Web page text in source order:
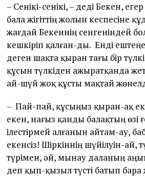
– Сенікі-сенікі, – деді Бекен,
бала жігіттің жолын кеспесіне
жағдай Бекеннің сенгеніндей
кешкіріп қалған-ды. Енді ештеңе
деген шақта қыран тағы бір
құсын түлкіден ажыратқанда
ай-шүй жоқ құсты мақтай
– Пай-пай, құсыңыз қыран-ақ
екен, нағыз қанды балақтың өзі
ілестірмей алғанын айтам-ау,
екенсіз! Шіркіннің шүйілуін-ай,
түрімен, әй, мынау даланың
деп қып-қызыл түсті батып бара